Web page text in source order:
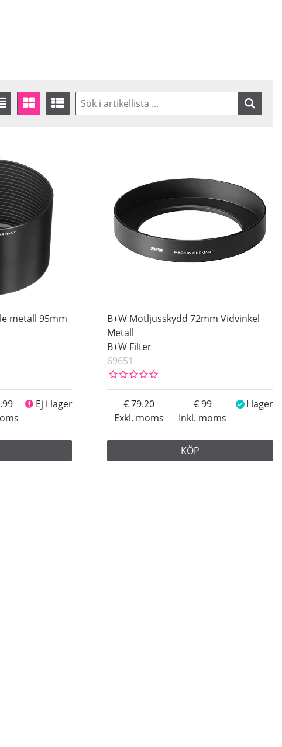
metall 95mm
Ej i lager
B+W Motljusskydd 72mm Vidvinkel
Metall
B+W Filter
69651
Exkl. moms
79.20
Inkl. moms
99 I lager
KÖP